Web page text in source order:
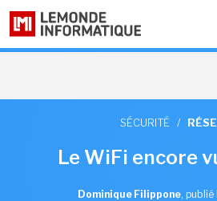
SÉCURITÉ /
Le WiFi encore
Dominique Filippone, publié